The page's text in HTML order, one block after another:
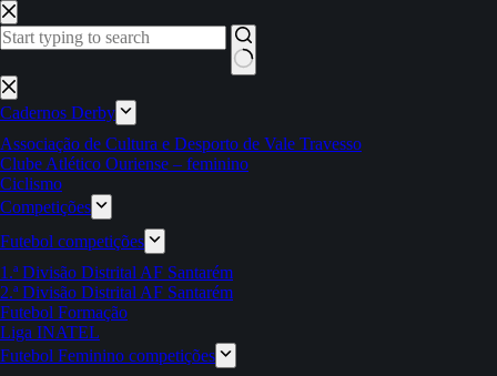
Pular
para
o
Sem
resultados
Cadernos Derby
Associação de Cultura e Desporto de Vale Travesso
Clube Atlético Ouriense – feminino
Ciclismo
Competições
Futebol competições
1.ª Divisão Distrital AF Santarém
2.ª Divisão Distrital AF Santarém
Futebol Formação
Liga INATEL
Futebol Feminino competições